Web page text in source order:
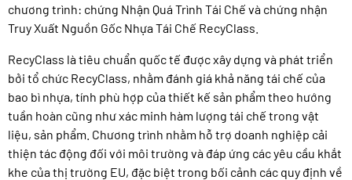
chương trình: chứng Nhận Quá Trình Tái Chế và chứng nhận
Truy Xuất Nguồn Gốc Nhựa Tái Chế RecyClass.
RecyClass là tiêu chuẩn quốc tế được xây dựng và phát triển
bởi tổ chức RecyClass, nhằm đánh giá khả năng tái chế của
bao bì nhựa, tính phù hợp của thiết kế sản phẩm theo hướng
tuần hoàn cũng như xác minh hàm lượng tái chế trong vật
liệu, sản phẩm. Chương trình nhằm hỗ trợ doanh nghiệp cải
thiện tác động đối với môi trường và đáp ứng các yêu cầu khắt
khe của thị trường EU, đặc biệt trong bối cảnh các quy định về